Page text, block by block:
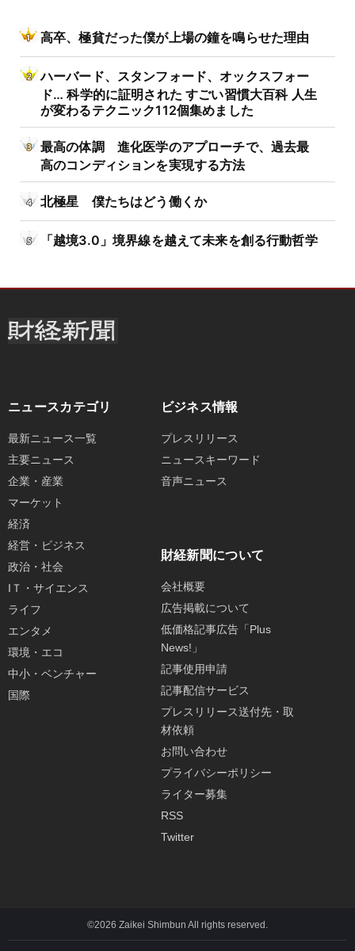
高卒、極貧だった僕が上場の鐘を鳴らせた理由
ハーバード、スタンフォード、オックスフォー
ド… 科学的に証明された すごい習慣大百科 人生
が変わるテクニック112個集めました
最高の体調 進化医学のアプローチで、過去最
高のコンディションを実現する方法
北極星 僕たちはどう働くか
「越境3.0」境界線を越えて未来を創る行動哲学
ニュースカテゴリ
最新ニュース一覧
主要ニュース
企業・産業
マーケット
経済
経営・ビジネス
政治・社会
IＴ・サイエンス
ライフ
エンタメ
環境・エコ
中小・ベンチャー
国際
ビジネス情報
プレスリリース
ニュースキーワード
音声ニュース
財経新聞について
会社概要
広告掲載について
低価格記事広告「Plus
News!」
記事使用申請
記事配信サービス
プレスリリース送付先・取
材依頼
お問い合わせ
プライバシーポリシー
ライター募集
RSS
Twitter
©2026 Zaikei Shimbun All rights reserved.